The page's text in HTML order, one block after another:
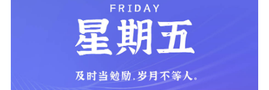
爆汗熊 卡卡动能素 无创溶斑术